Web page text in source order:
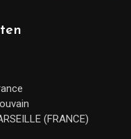
(FRANCE)